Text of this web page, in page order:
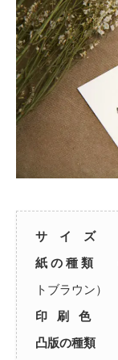
サ イ ズ
紙 の 種 類
トブラウン）
印 刷 色
凸版の種類